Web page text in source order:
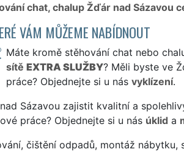
chat, chalup Žďár nad Sázavou
VÁM MŮŽEME NABÍDNOUT
Máte kromě stěhování chat nebo
sítě EXTRA SLUŽBY? Měli byste ve
práce? Objednejte si u nás vyklízení.
Sázavou zajistit kvalitní a
práce? Objednejte si u nás úklid a
čištění odpadů, montáž